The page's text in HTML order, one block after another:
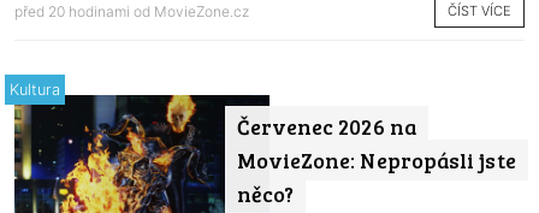
před 20 hodinami od MovieZone.cz ČÍST VÍCE
Červenec 2026 na
MovieZone: Nepropásli jste
něco?
Kultura